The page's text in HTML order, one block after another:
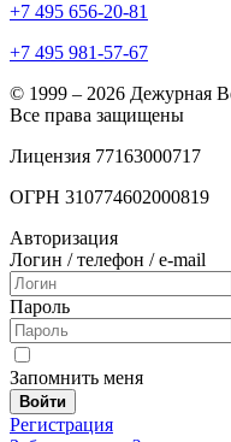
+7 495 656-20-81
+7 495 981-57-67
© 1999 – 2026 Дежурная
Все права защищены
Лицензия 77163000717
ОГРН 310774602000819
Авторизация
Логин / телефон / e-mail
Пароль
Запомнить меня
Войти
Регистрация